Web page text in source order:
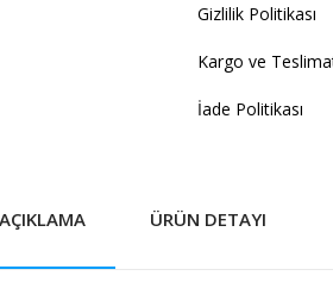
Gizlilik Politikası
Kargo ve
İade Politikası
AÇIKLAMA ÜRÜN DETAYI